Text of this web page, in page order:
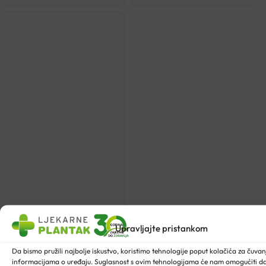
Upravljajte pristankom
Da bismo pružili najbolje iskustvo, koristimo tehnologije poput kolačića za
informacijama o uređaju. Suglasnost s ovim tehnologijama će nam omogućiti